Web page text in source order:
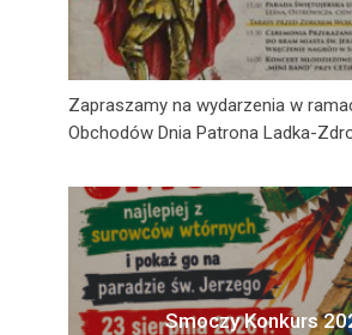
Zapraszamy na wydarzenia w
Obchodów Dnia Patrona Ladka-
Smoczy Konkurs